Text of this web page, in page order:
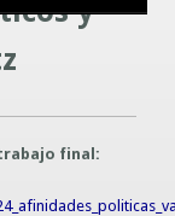
y
final: